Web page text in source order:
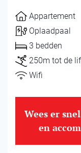
Appartement
Oplaadpaal
3 bedden
250m tot de
Wifi
Wees er
en